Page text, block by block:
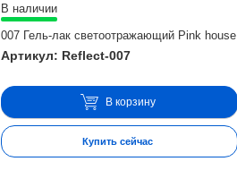
В наличии
007 Гель-лак светоотражающий Pink house
Артикул: Reflect-007
В корзину
Купить сейчас